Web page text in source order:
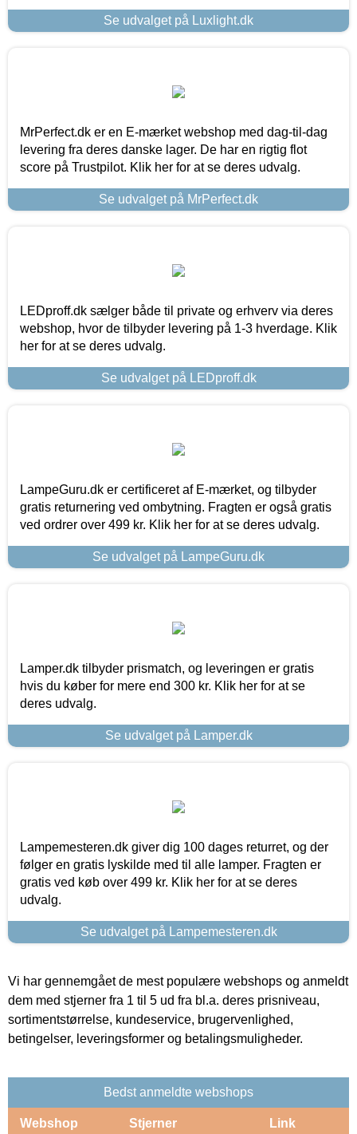
Se udvalget på Luxlight.dk
MrPerfect.dk er en E-mærket webshop med dag-til-dag
levering fra deres danske lager. De har en rigtig flot
score på Trustpilot. Klik her for at se deres udvalg.
Se udvalget på MrPerfect.dk
LEDproff.dk sælger både til private og erhverv via deres
webshop, hvor de tilbyder levering på 1-3 hverdage. Klik
her for at se deres udvalg.
Se udvalget på LEDproff.dk
LampeGuru.dk er certificeret af E-mærket, og tilbyder
gratis returnering ved ombytning. Fragten er også gratis
ved ordrer over 499 kr. Klik her for at se deres udvalg.
Se udvalget på LampeGuru.dk
Lamper.dk tilbyder prismatch, og leveringen er gratis
hvis du køber for mere end 300 kr. Klik her for at se
deres udvalg.
Se udvalget på Lamper.dk
Lampemesteren.dk giver dig 100 dages returret, og der
følger en gratis lyskilde med til alle lamper. Fragten er
gratis ved køb over 499 kr. Klik her for at se deres
udvalg.
Se udvalget på Lampemesteren.dk
Vi har gennemgået de mest populære webshops og anmeldt
dem med stjerner fra 1 til 5 ud fra bl.a. deres prisniveau,
sortimentstørrelse, kundeservice, brugervenlighed,
betingelser, leveringsformer og betalingsmuligheder.
Bedst anmeldte webshops
Webshop Stjerner Link